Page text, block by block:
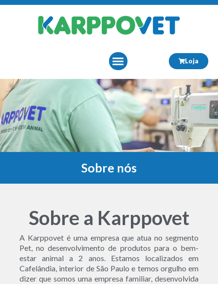
Loja
Sobre nós
Sobre a Karppovet
A Karppovet é uma empresa que atua no segmento
Pet, no desenvolvimento de produtos para o bem-
estar animal a 2 anos. Estamos localizados em
Cafelândia, interior de São Paulo e temos orgulho em
dizer que somos uma empresa familiar, desenvolvida